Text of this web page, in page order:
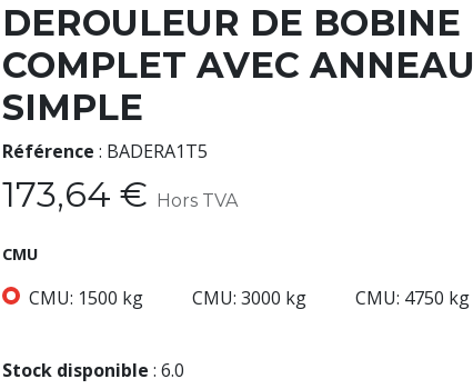
DEROULEUR DE BOBINE
COMPLET AVEC ANNEAU
SIMPLE
Référence : BADERA1T5
173,64 € Hors TVA
CMU
CMU: 1500 kg CMU: 3000 kg CMU: 4750 kg
Stock disponible : 6.0